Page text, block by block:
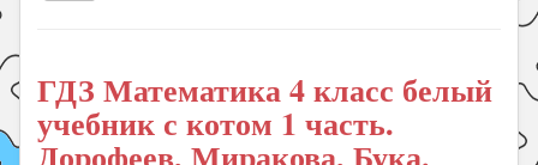
Книги
Рукоделие
ГДЗ Математика 4 класс белый
учебник с котом 1 часть.